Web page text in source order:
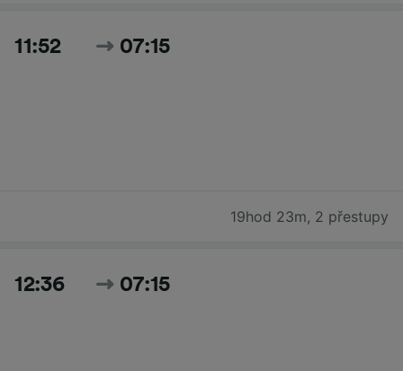
11:52 07:15
19hod 23m, 2 přestupy
12:36 07:15